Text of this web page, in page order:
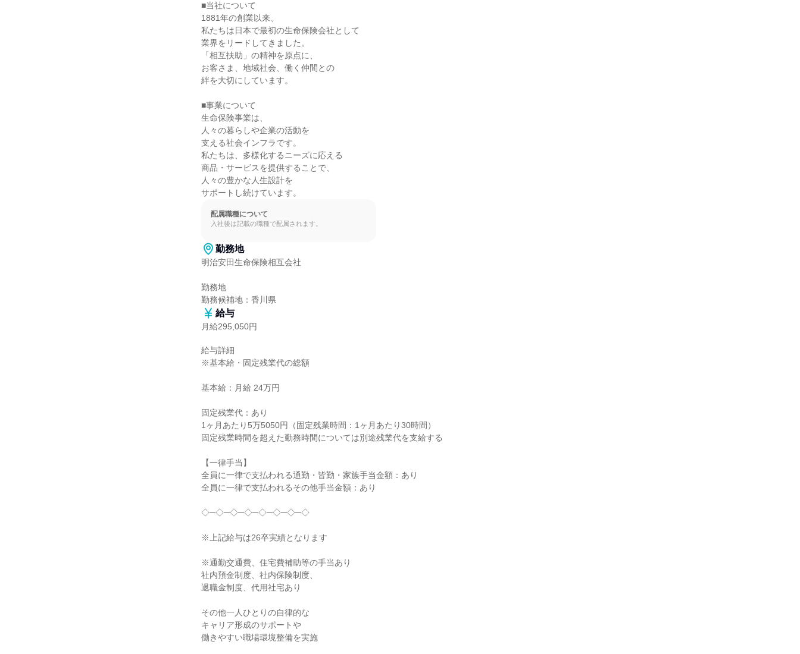
■当社について
1881年の創業以来、
私たちは日本で最初の生命保険会社として
業界をリードしてきました。
「相互扶助」の精神を原点に、
お客さま、地域社会、働く仲間との
絆を大切にしています。
■事業について
生命保険事業は、
人々の暮らしや企業の活動を
支える社会インフラです。
私たちは、多様化するニーズに応える
商品・サービスを提供することで、
人々の豊かな人生設計を
サポートし続けています。
配属職種について
入社後は記載の職種で配属されます。
勤務地
明治安田生命保険相互会社
勤務地
勤務候補地：香川県
給与
月給295,050円
給与詳細
※基本給・固定残業代の総額
基本給：月給 24万円
固定残業代：あり
1ヶ月あたり5万5050円（固定残業時間：1ヶ月あたり30時間）
固定残業時間を超えた勤務時間については別途残業代を支給する
【一律手当】
全員に一律で支払われる通勤・皆勤・家族手当金額：あり
全員に一律で支払われるその他手当金額：あり
◇─◇─◇─◇─◇─◇─◇─◇
※上記給与は26卒実績となります
※通勤交通費、住宅費補助等の手当あり
社内預金制度、社内保険制度、
退職金制度、代用社宅あり
その他一人ひとりの自律的な
キャリア形成のサポートや
働きやすい職場環境整備を実施